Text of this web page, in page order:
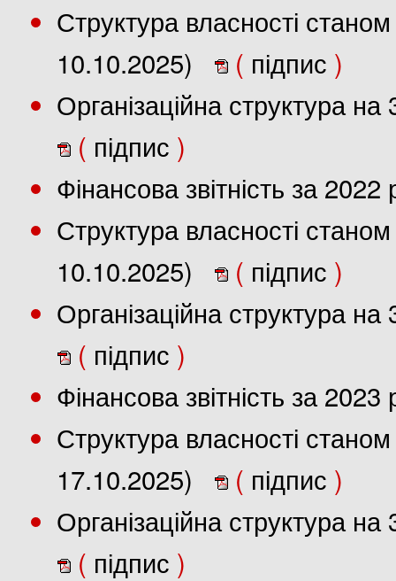
Структура власності
10.10.2025)
( підпис )
Організаційна структура
( підпис )
Фінансова звітність за
Структура власності
10.10.2025)
( підпис )
Організаційна структура
( підпис )
Фінансова звітність за
Структура власності
17.10.2025)
( підпис )
Організаційна структура
( підпис )